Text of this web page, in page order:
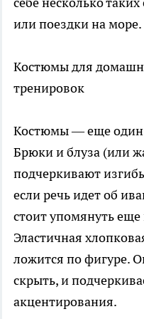
или поездки на море.
Костюмы для
тренировок
Костюмы — еще один
Брюки и блуза (или
подчеркивают
если речь идет об
стоит упомянуть еще
Эластичная
ложится по фигуре.
скрыть, и
акцентирования.